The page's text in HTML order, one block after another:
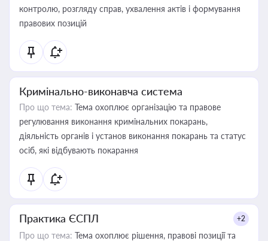
контролю, розгляду справ, ухвалення актів і формування
правових позицій
Кримінально-виконавча система
Про що тема: Тема охоплює організацію та правове
регулювання виконання кримінальних покарань,
діяльність органів і установ виконання покарань та статус
осіб, які відбувають покарання
Практика ЄСПЛ +2
Про що тема: Тема охоплює рішення, правові позиції та